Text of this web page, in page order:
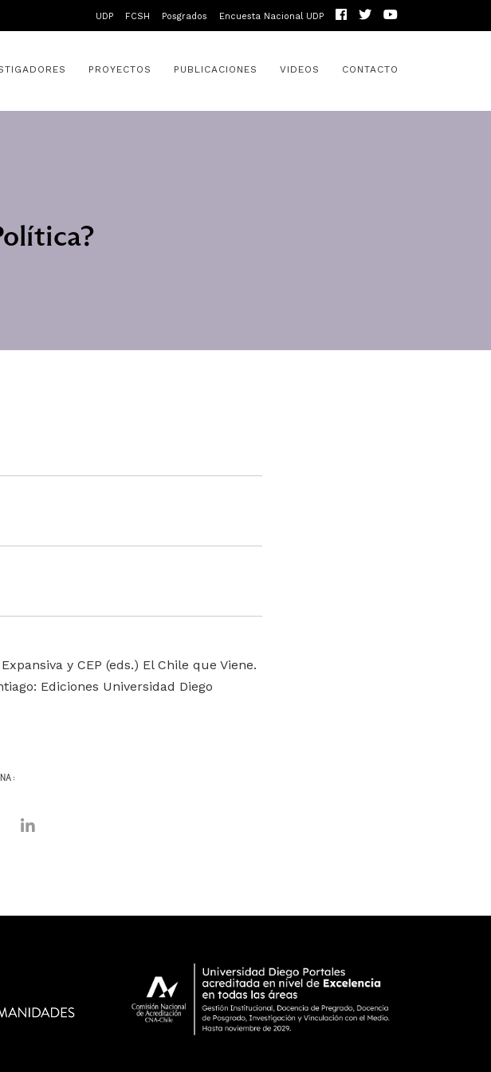
UDP FCSH Posgrados Encuesta Nacional UDP
PROYECTOS PUBLICACIONES VIDEOS CONTACTO
y CEP (eds.) El Chile que Viene.
Ediciones Universidad Diego